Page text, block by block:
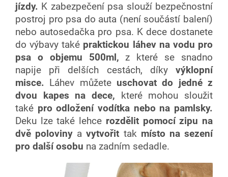
jízdy. K zabezpečení psa slouží bezpečnostní
postroj pro psa do auta (není součástí balení)
nebo autosedačka pro psa. K dece dostanete
do výbavy také praktickou láhev na vodu pro
psa o objemu 500ml, z které se snadno
napije při delších cestách, díky výklopní
misce. Láhev můžete uschovat do jedné z
dvou kapes na dece, které mohou sloužit
také pro odložení vodítka nebo na pamlsky.
Deku lze také lehce rozdělit pomocí zipu na
dvě poloviny avytvořit tak místo na sezení
pro další osobu na zadním sedadle.